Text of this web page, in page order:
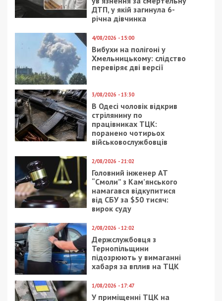
за останніми новинами!
Читайте також
Предыдущая статья:
Как в Днепре реконструируют здание
центра современной культуры: фото
Рис с морепродуктами и штрудель с
бананом: чем может удивить отдел
кулинарии в “Dmart”
СУСПІЛЬСТВО